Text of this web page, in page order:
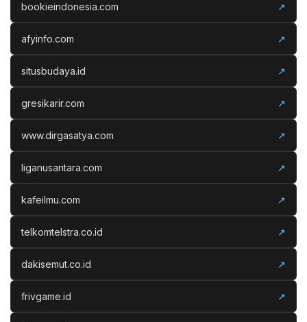
bookieindonesia.com ↗
afyinfo.com ↗
situsbudaya.id ↗
gresikarir.com ↗
www.dirgasatya.com ↗
liganusantara.com ↗
kafeilmu.com ↗
telkomtelstra.co.id ↗
dakisemut.co.id ↗
frivgame.id ↗